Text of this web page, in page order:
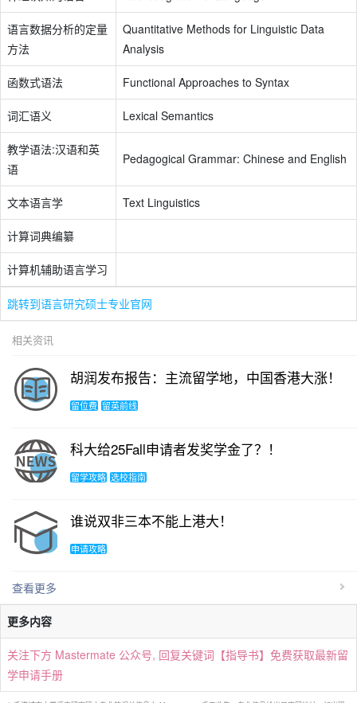
语言数据分析的定量
方法
Quantitative Methods for Linguistic Data
Analysis
函数式语法 Functional Approaches to Syntax
词汇语义 Lexical Semantics
教学语法:汉语和英
语
Pedagogical Grammar: Chinese and English
文本语言学 Text Linguistics
计算词典编纂
计算机辅助语言学习
跳转到语言研究硕士专业官网
相关资讯
胡润发布报告：主流留学地，中国香港大涨！
留位费 留英前线
科大给25Fall申请者发奖学金了？！
留学攻略 选校指南
谁说双非三本不能上港大！
申请攻略
查看更多
更多内容
关注下方 Mastermate 公众号, 回复关键词【指导书】免费获取最新留
学申请手册